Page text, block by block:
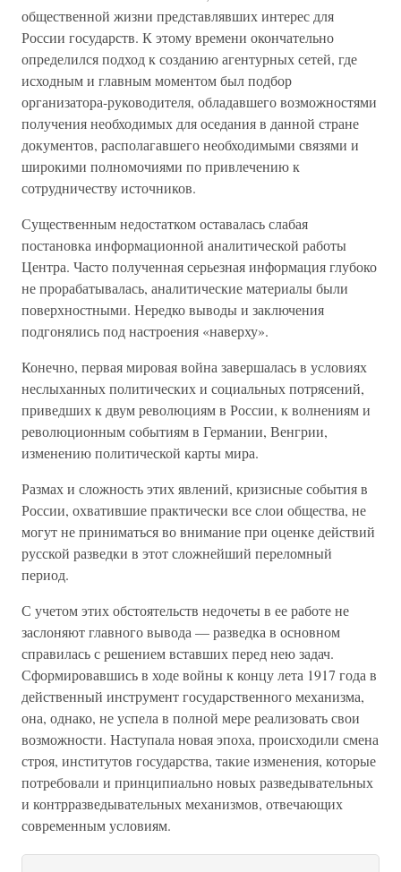
общественной жизни представлявших интерес для
России государств. К этому времени окончательно
определился подход к созданию агентурных сетей, где
исходным и главным моментом был подбор
организатора-руководителя, обладавшего возможностями
получения необходимых для оседания в данной стране
документов, располагавшего необходимыми связями и
широкими полномочиями по привлечению к
сотрудничеству источников.
Существенным недостатком оставалась слабая
постановка информационной аналитической работы
Центра. Часто полученная серьезная информация глубоко
не прорабатывалась, аналитические материалы были
поверхностными. Нередко выводы и заключения
подгонялись под настроения «наверху».
Конечно, первая мировая война завершалась в условиях
неслыханных политических и социальных потрясений,
приведших к двум революциям в России, к волнениям и
революционным событиям в Германии, Венгрии,
изменению политической карты мира.
Размах и сложность этих явлений, кризисные события в
России, охватившие практически все слои общества, не
могут не приниматься во внимание при оценке действий
русской разведки в этот сложнейший переломный
период.
С учетом этих обстоятельств недочеты в ее работе не
заслоняют главного вывода — разведка в основном
справилась с решением вставших перед нею задач.
Сформировавшись в ходе войны к концу лета 1917 года в
действенный инструмент государственного механизма,
она, однако, не успела в полной мере реализовать свои
возможности. Наступала новая эпоха, происходили смена
строя, институтов государства, такие изменения, которые
потребовали и принципиально новых разведывательных
и контрразведывательных механизмов, отвечающих
современным условиям.